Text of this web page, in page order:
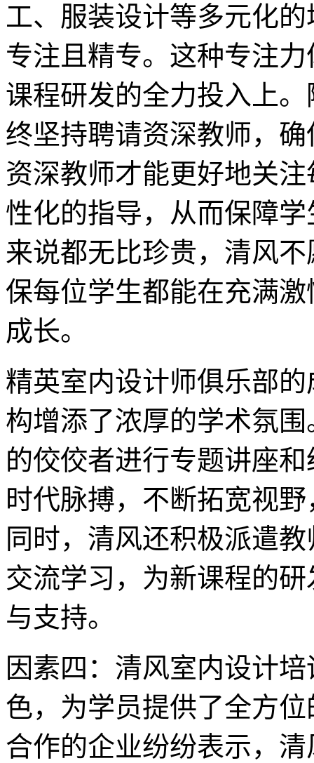
工、服装设计等多元化
专注且精专。这种专注
课程研发的全力投入上
终坚持聘请资深教师，
资深教师才能更好地关
性化的指导，从而保障
来说都无比珍贵，清风
保每位学生都能在充满
成长。
精英室内设计师俱乐部
构增添了浓厚的学术氛
的佼佼者进行专题讲座
时代脉搏，不断拓宽视
同时，清风还积极派遣
交流学习，为新课程的
与支持。
因素四：清风室内设计
色，为学员提供了全方
合作的企业纷纷表示，